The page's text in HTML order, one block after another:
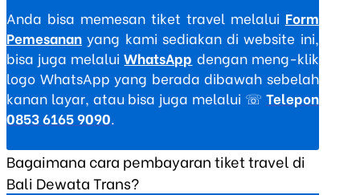
Anda bisa memesan tiket travel melalui Form
Pemesanan yang kami sediakan di website ini,
bisa juga melaluiWhatsApp dengan meng-klik
logo WhatsApp yang berada dibawah sebelah
kanan layar, atau bisa juga melalui ☏ Telepon
0853 6165 9090.
Bagaimana cara pembayaran tiket travel di
Bali Dewata Trans?